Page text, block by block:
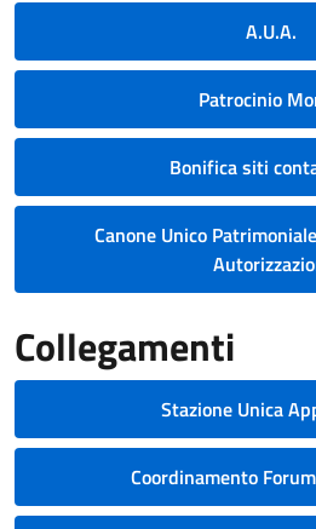
A.U.A.
Patrocinio
Bonifica siti
Canone Unico
Collegamenti
Stazione Unica
Coordinamento